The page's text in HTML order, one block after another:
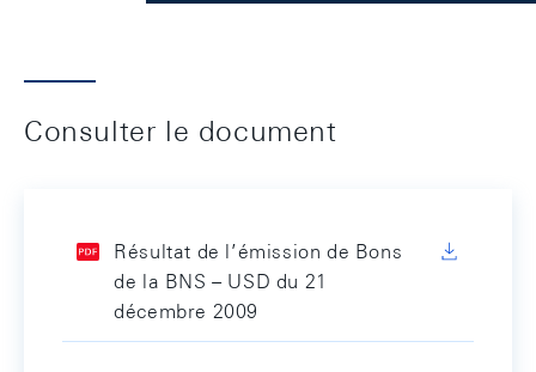
Consulter le document
Résultat de l’émission de Bons
de la BNS – USD du 21
décembre 2009